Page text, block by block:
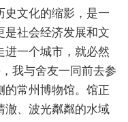
文化的缩影，是一
是社会经济发展和文
进一个城市，就必然
我与舍友一同前去参
的常州博物馆。馆正
澈、波光粼粼的水域